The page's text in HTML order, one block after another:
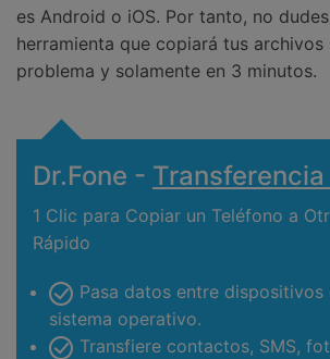
es Android o iOS. Por tanto, no
herramienta que copiará tus archivos
problema y solamente en 3 minutos.
Dr.Fone -
1 Clic para Copiar un Teléfono a
Rápido
Pasa datos entre
sistema operativo.
Transfiere contactos, SMS,